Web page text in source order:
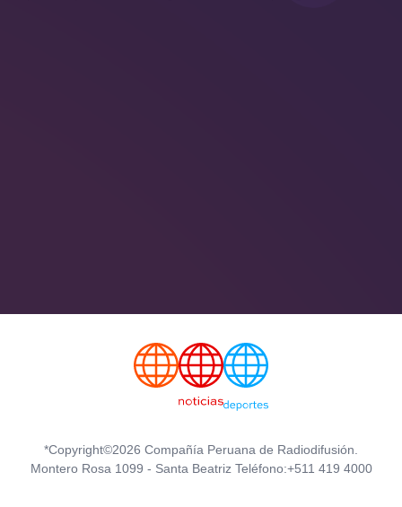
*Copyright©2026 Compañía Peruana de Radiodifusión.
Montero Rosa 1099 - Santa Beatriz Teléfono:+511 419 4000